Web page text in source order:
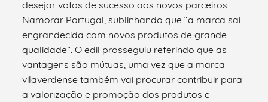
desejar votos de sucesso aos novos parceiros
Namorar Portugal, sublinhando que “a marca sai
engrandecida com novos produtos de grande
qualidade”. O edil prosseguiu referindo que as
vantagens são mútuas, uma vez que a marca
vilaverdense também vai procurar contribuir para
a valorização e promoção dos produtos e